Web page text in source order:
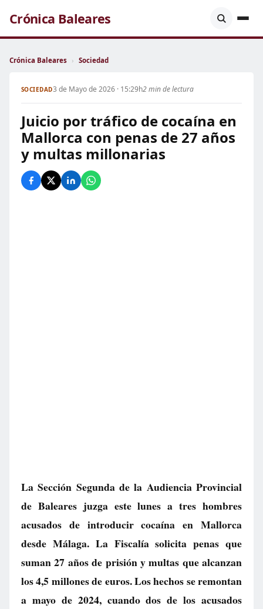
Crónica Baleares
Crónica Baleares › Sociedad
SOCIEDAD3 de Mayo de 2026 · 15:29h2 min de lectura
Juicio por tráfico de cocaína en
Mallorca con penas de 27 años
y multas millonarias
La Sección Segunda de la Audiencia Provincial
de Baleares juzga este lunes a tres hombres
acusados de introducir cocaína en Mallorca
desde Málaga. La Fiscalía solicita penas que
suman 27 años de prisión y multas que alcanzan
los 4,5 millones de euros. Los hechos se remontan
a mayo de 2024, cuando dos de los acusados